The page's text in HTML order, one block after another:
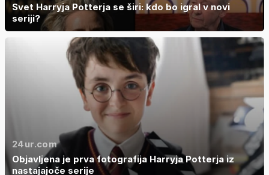
Svet Harryja Potterja se širi: kdo bo igral v novi
seriji?
24ur.com
Objavljena je prva fotografija Harryja Potterja iz
nastajajoče serije